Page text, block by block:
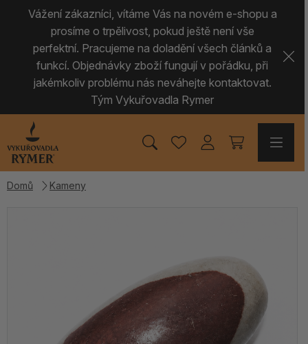
Vážení zákazníci, vítáme Vás na novém e-shopu a
prosíme o trpělivost, pokud ještě není vše
perfektní. Pracujeme na doladění všech článků a
funkcí. Objednávky zboží fungují v pořádku, při
jakémkoliv problému nás neváhejte kontaktovat.
Tým Vykuřovadla Rymer
Domů Kameny